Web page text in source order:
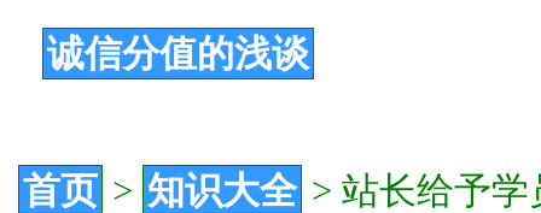
诚信分值的浅谈
首页 > 知识大全 > 站长给予学